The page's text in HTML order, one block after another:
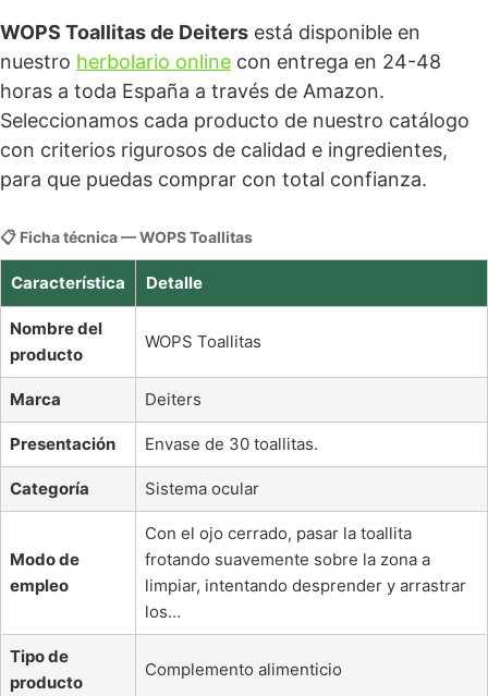
WOPS Toallitas de Deiters está disponible en
nuestro herbolario online con entrega en 24-48
horas a toda España a través de Amazon.
Seleccionamos cada producto de nuestro catálogo
con criterios rigurosos de calidad e ingredientes,
para que puedas comprar con total confianza.
📋 Ficha técnica — WOPS Toallitas
Característica Detalle
Nombre del
producto
WOPS Toallitas
Marca Deiters
Presentación Envase de 30 toallitas.
Categoría Sistema ocular
Modo de
empleo
Con el ojo cerrado, pasar la toallita
frotando suavemente sobre la zona a
limpiar, intentando desprender y arrastrar
los…
Tipo de
producto
Complemento alimenticio